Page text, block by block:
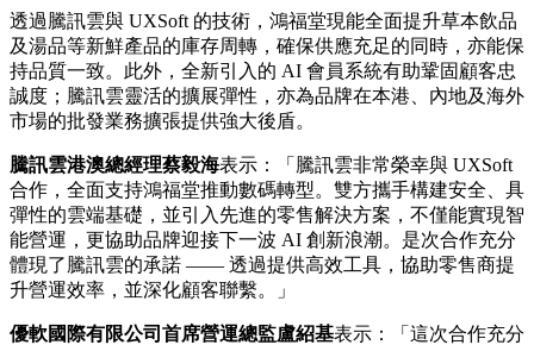
透過騰訊雲與 UXSoft 的技術，鴻福堂現能全面提升草本飲品
及湯品等新鮮產品的庫存周轉，確保供應充足的同時，亦能保
持品質一致。此外，全新引入的 AI 會員系統有助鞏固顧客忠
誠度；騰訊雲靈活的擴展彈性，亦為品牌在本港、內地及海外
市場的批發業務擴張提供強大後盾。
騰訊雲港澳總經理蔡毅海表示：「騰訊雲非常榮幸與 UXSoft
合作，全面支持鴻福堂推動數碼轉型。雙方攜手構建安全、具
彈性的雲端基礎，並引入先進的零售解決方案，不僅能實現智
能營運，更協助品牌迎接下一波 AI 創新浪潮。是次合作充分
體現了騰訊雲的承諾 —— 透過提供高效工具，協助零售商提
升營運效率，並深化顧客聯繫。」
優軟國際有限公司首席營運總監盧紹基表示：「這次合作充分